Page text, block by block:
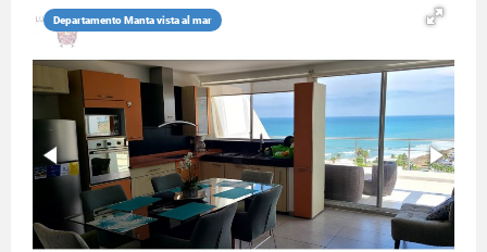
Departamento Manta vista al mar